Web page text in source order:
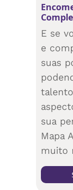
E se
e
suas
sua
Mapa
muito